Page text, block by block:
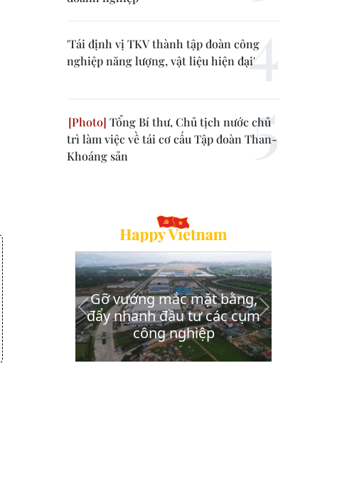
'Tái định vị TKV thành tập đoàn công
nghiệp năng lượng, vật liệu hiện đại'
Tổng Bí thư, Chủ tịch nước chủ
trì làm việc về tái cơ cấu Tập đoàn Than-
Khoáng sản